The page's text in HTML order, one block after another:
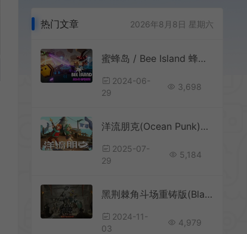
热门文章 2026年8月8日 星期六
蜜蜂岛 / Bee Island 蜂巢建造防御模拟游戏
2024-06-
29
3,698
洋流朋克(Ocean Punk)像素风海洋生存模拟游戏|下载
2025-07-
29
5,184
黑荆棘角斗场重铸版(Blackthorn Arena: Reforged)角斗场经营游戏|单机|中文|模拟|免费下载
2024-11-
03
4,979